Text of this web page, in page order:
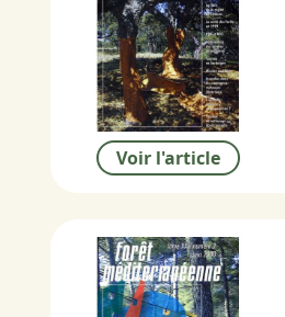
Voir l'article